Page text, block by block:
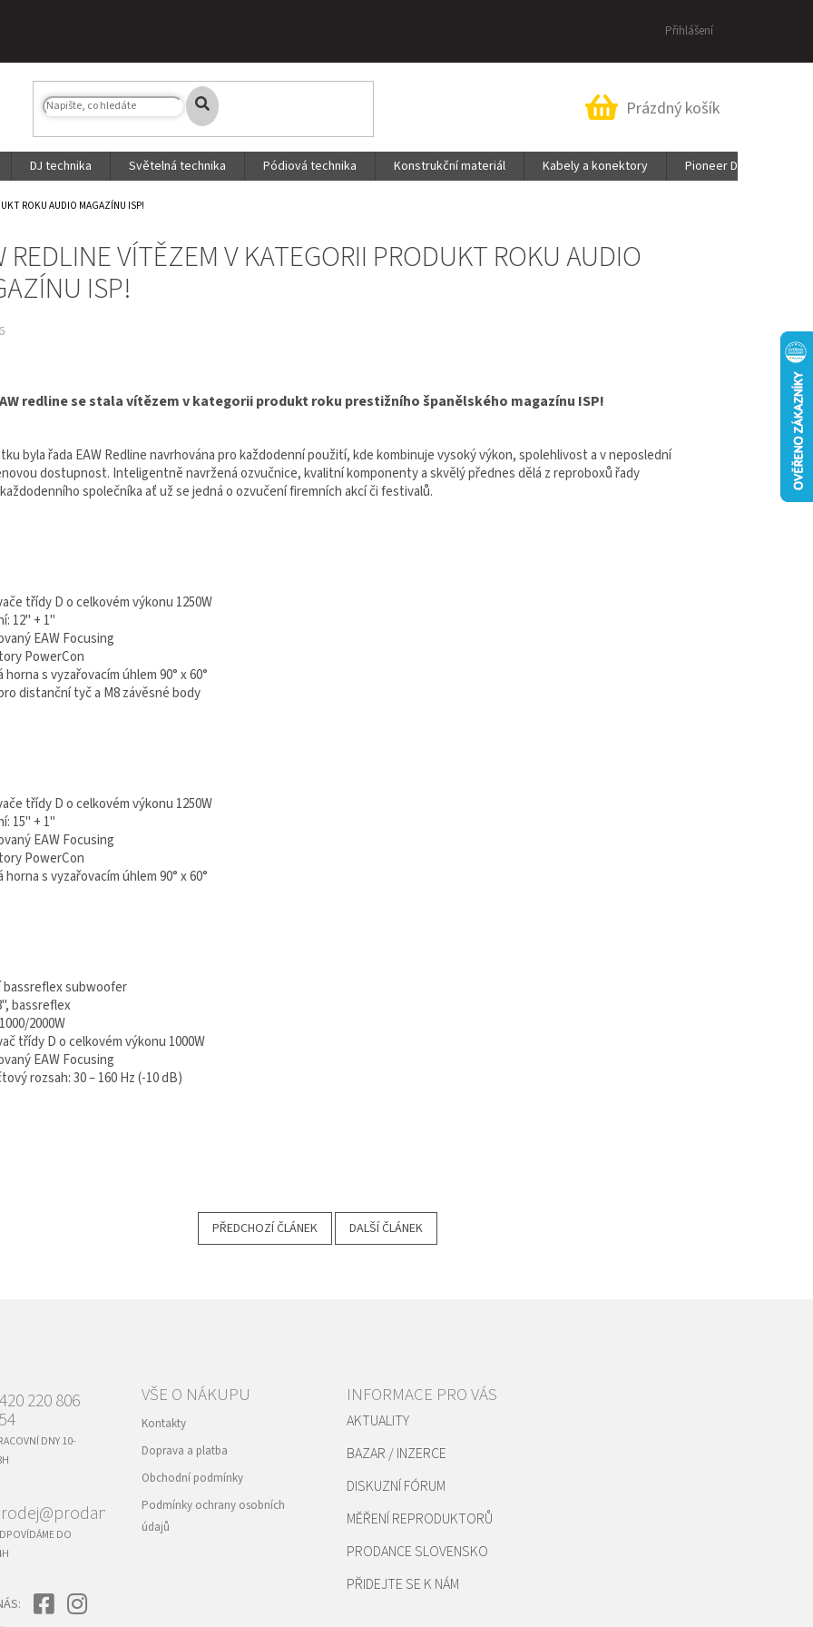
Přihlášení
Nákupní
Prázdný košík
DJ technika Světelná technika Pódiová technika Konstrukční materiál Kabely a konektory Pioneer DJ &
ROKU AUDIO MAGAZÍNU ISP!
REDLINE VÍTĚZEM V KATEGORII PRODUKT ROKU AUDIO
ISP!
redline se stala vítězem v kategorii produkt roku prestižního španělského magazínu ISP!
byla řada EAW Redline navrhována pro každodenní použití, kde kombinuje vysoký výkon, spolehlivost a v neposlední
dostupnost. Inteligentně navržená ozvučnice, kvalitní komponenty a skvělý přednes dělá z reproboxů řady
společníka ať už se jedná o ozvučení firemních akcí či festivalů.
třídy D o celkovém výkonu 1250W
12" + 1"
EAW Focusing
PowerCon
horna s vyzařovacím úhlem 90° x 60°
distanční tyč a M8 závěsné body
třídy D o celkovém výkonu 1250W
15" + 1"
EAW Focusing
PowerCon
horna s vyzařovacím úhlem 90° x 60°
bassreflex subwoofer
bassreflex
2000W
třídy D o celkovém výkonu 1000W
EAW Focusing
rozsah: 30 – 160 Hz (-10 dB)
PŘEDCHOZÍ ČLÁNEK DALŠÍ ČLÁNEK
220 806
DNY 10-
DO
VŠE O NÁKUPU
Kontakty
Doprava a platba
Obchodní podmínky
Podmínky ochrany osobních
údajů
INFORMACE PRO VÁS
AKTUALITY
BAZAR / INZERCE
DISKUZNÍ FÓRUM
MĚŘENÍ REPRODUKTORŮ
PRODANCE SLOVENSKO
PŘIDEJTE SE K NÁM